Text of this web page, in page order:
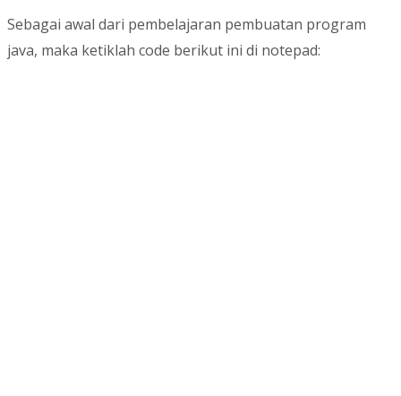
Sebagai awal dari pembelajaran pembuatan program
java, maka ketiklah code berikut ini di notepad: